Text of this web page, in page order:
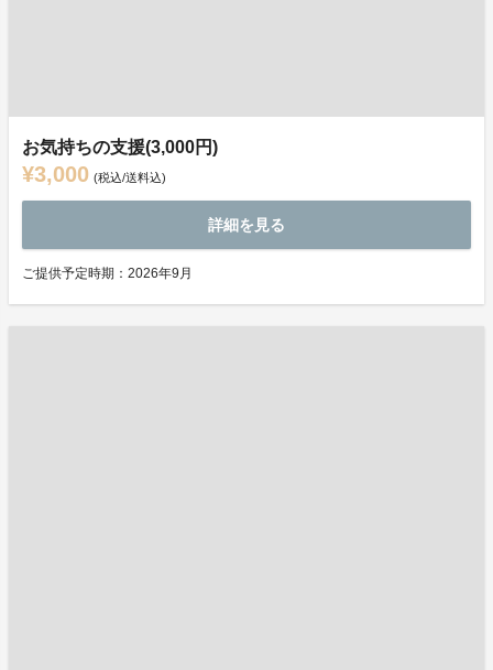
お気持ちの支援(3,000円)
¥3,000 (税込/送料込)
詳細を見る
ご提供予定時期：2026年9月